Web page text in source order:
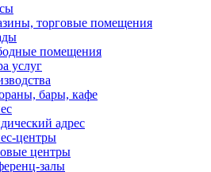
торговые помещения
помещения
услуг
бары, кафе
адрес
центры
центры
залы